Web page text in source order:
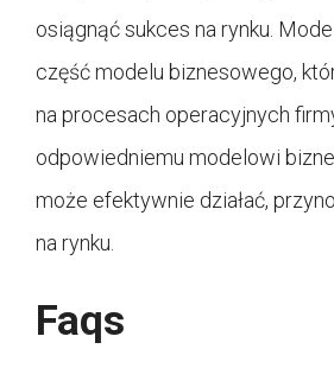
osiągnąć sukces na rynku.
część modelu biznesowego,
na procesach operacyjnych
odpowiedniemu modelowi
może efektywnie działać,
na rynku.
Faqs